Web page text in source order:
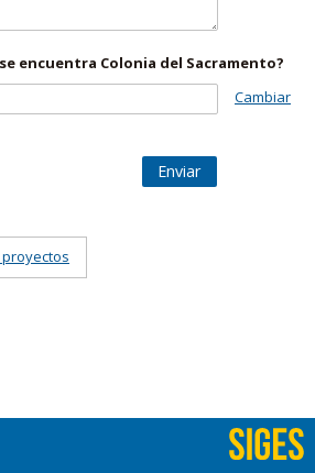
encuentra Colonia del Sacramento?
Cambiar
Enviar